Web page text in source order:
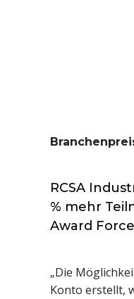
RCSA
% mehr
Award Force
„Die
Konto erstellt,